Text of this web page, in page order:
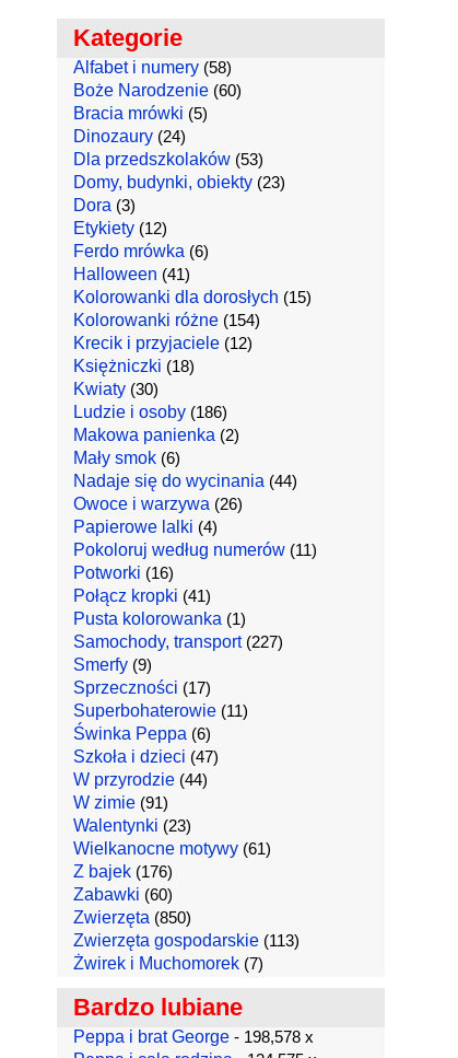
Kategorie
Alfabet i numery(58)
Boże Narodzenie(60)
Bracia mrówki (5)
Dinozaury(24)
Dla przedszkolaków(53)
Domy, budynki, obiekty(23)
Dora (3)
Etykiety(12)
Ferdo mrówka (6)
Halloween (41)
Kolorowanki dla dorosłych (15)
Kolorowanki różne(154)
Krecik i przyjaciele(12)
Księżniczki (18)
Kwiaty(30)
Ludzie i osoby(186)
Makowa panienka (2)
Mały smok(6)
Nadaje się do wycinania (44)
Owoce i warzywa (26)
Papierowe lalki (4)
Pokoloruj według numerów(11)
Potworki (16)
Połącz kropki (41)
Pusta kolorowanka (1)
Samochody, transport(227)
Smerfy(9)
Sprzeczności (17)
Superbohaterowie(11)
Świnka Peppa (6)
Szkoła i dzieci (47)
W przyrodzie(44)
W zimie(91)
Walentynki (23)
Wielkanocne motywy(61)
Z bajek(176)
Zabawki (60)
Zwierzęta (850)
Zwierzęta gospodarskie(113)
Żwirek i Muchomorek(7)
Bardzo lubiane
Peppa i brat George- 198,578 x